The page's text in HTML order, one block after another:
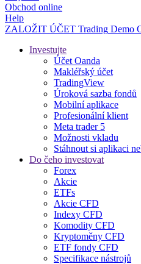
Obchod online
Help
ZALOŽIT ÚČET Trading Demo
Investujte
Účet Oanda
Makléřský účet
TradingView
Úroková sazba fondů
Mobilní aplikace
Profesionální klient
Meta trader 5
Možnosti vkladu
Stáhnout si aplikaci
Do čeho investovat
Forex
Akcie
ETFs
Akcie CFD
Indexy CFD
Komodity CFD
Kryptoměny CFD
ETF fondy CFD
Specifikace nástrojů